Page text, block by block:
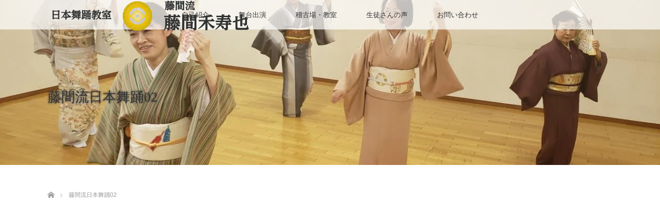
自己紹介 舞台出演 稽古場・教室 生徒さんの声 お問い合わせ
藤間流日本舞踊02
藤間流日本舞踊02